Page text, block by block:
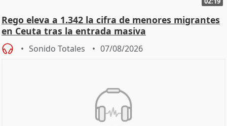
Rego eleva a 1.342 la cifra de menores migrantes
en Ceuta tras la entrada masiva
Sonido Totales 07/08/2026